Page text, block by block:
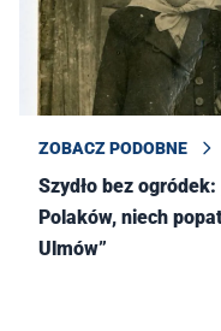
ZOBACZ PODOBNE
Szydło bez
Polaków, niech
Ulmów”